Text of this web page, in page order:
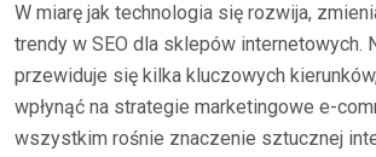
W miarę jak technologia się rozwija,
trendy w SEO dla sklepów internetowych.
przewiduje się kilka kluczowych
wpłynąć na strategie marketingowe e-
wszystkim rośnie znaczenie sztucznej